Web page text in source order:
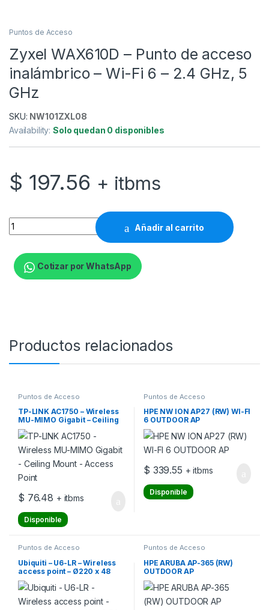
Puntos de Acceso
Zyxel WAX610D – Punto de acceso
inalámbrico – Wi-Fi 6 – 2.4 GHz, 5
GHz
SKU: NW101ZXL08
Availability:Solo quedan 0 disponibles
$ 197.56 + itbms
Zyxel WAX610D - Punto de acceso inalámbrico - Wi-Fi 6 - 2.4
Añadir al carrito
Cotizar por WhatsApp
Productos relacionados
Puntos de Acceso
TP-LINK AC1750 – Wireless
MU-MIMO Gigabit – Ceiling
Mount – Access Point
$ 76.48 + itbms
Disponible
Puntos de Acceso
HPE NW ION AP27 (RW) WI-FI
6 OUTDOOR AP
$ 339.55 + itbms
Disponible
Puntos de Acceso
Ubiquiti – U6-LR – Wireless
access point – Ø220 x 48
mm – 48V 0.5A PoE adapter
(Not included) – LEDs
White/blue – Certifications
CE/FCC/IC
Puntos de Acceso
HPE ARUBA AP-365 (RW)
OUTDOOR AP